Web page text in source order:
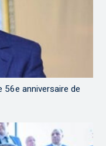
56e anniversaire de